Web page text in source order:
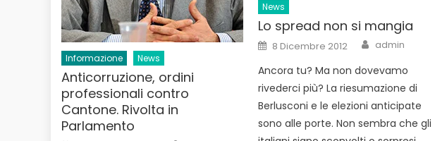
Informazione News
Anticorruzione, ordini
professionali contro
Cantone. Rivolta in
Parlamento
News
Lo spread non si mangia
Posted
on
8 Dicembre 2012 Author
admin
Ancora tu? Ma non dovevamo
rivederci più? La riesumazione di
Berlusconi e le elezioni anticipate
sono alle porte. Non sembra che gli